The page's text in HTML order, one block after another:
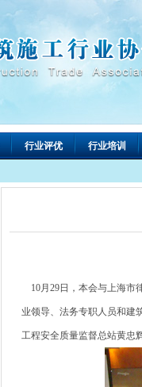
行业评优 行业培训
10月29日，本会与上海市
业领导、法务专职人员和建
工程安全质量监督总站黄忠